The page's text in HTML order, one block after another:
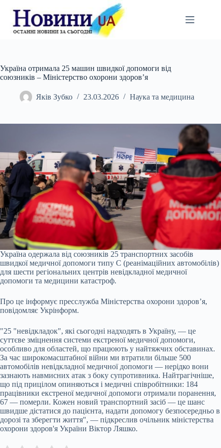
вмісту
Україна отримала 25 машин швидкої допомоги від
союзників – Міністерство охорони здоров’я
Яків Зубко 23.03.2026 Наука та медицина
Україна одержала від союзників 25 транспортних засобів
швидкої медичної допомоги типу C (реанімаційних автомобілів)
для шести регіональних центрів невідкладної медичної
допомоги та медицини катастроф.
Про це інформує пресслужба Міністерства охорони здоров’я,
повідомляє Укрінформ.
"25 "невідкладок", які сьогодні надходять в Україну, — це
суттєве зміцнення системи екстреної медичної допомоги,
особливо для областей, що працюють у найтяжчих обставинах.
За час широкомасштабної війни ми втратили більше 500
автомобілів невідкладної медичної допомоги — нерідко вони
зазнають навмисних атак з боку супротивника. Найтрагічніше,
що під прицілом опиняються і медичні співробітники: 184
працівники екстреної медичної допомоги отримали поранення,
67 — померли. Кожен новий транспортний засіб — це шанс
швидше дістатися до пацієнта, надати допомогу безпосередньо в
дорозі та зберегти життя", — підкреслив очільник міністерства
охорони здоров'я України Віктор Ляшко.